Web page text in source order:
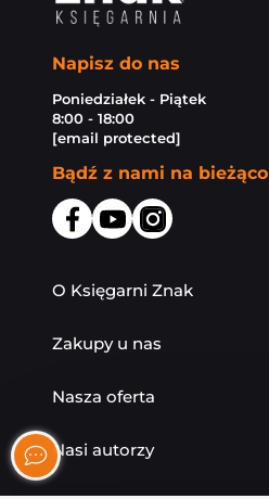
Napisz do nas
Poniedziałek - Piątek
8:00 - 18:00
[email protected]
Bądź z nami na bieżąco
O Księgarni Znak
Zakupy u nas
Nasza oferta
Nasi autorzy